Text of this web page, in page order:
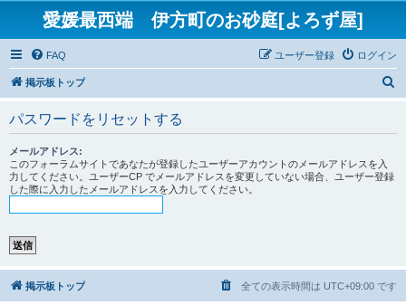
愛媛最西端 伊方町のお砂庭[よろず屋]
FAQ ログイン
ユーザー登録
掲示板トップ
パスワードをリセットする
メールアドレス:
このフォーラムサイトであなたが登録したユーザーアカウントのメールアドレスを入
力してください。ユーザーCP でメールアドレスを変更していない場合、ユーザー登録
した際に入力したメールアドレスを入力してください。
掲示板トップ 全ての表示時間は UTC+09:00 です